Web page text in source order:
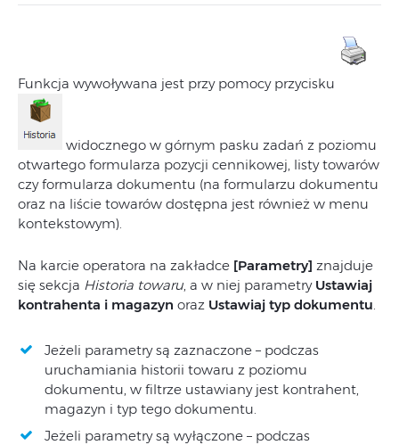
Funkcja wywoływana jest przy pomocy przycisku
widocznego w górnym pasku zadań z poziomu
otwartego formularza pozycji cennikowej, listy towarów
czy formularza dokumentu (na formularzu dokumentu
oraz na liście towarów dostępna jest również w menu
kontekstowym).
Na karcie operatora na zakładce [Parametry] znajduje
się sekcja Historia towaru, a w niej parametry Ustawiaj
kontrahenta i magazyn oraz Ustawiaj typ dokumentu.
Jeżeli parametry są zaznaczone – podczas
uruchamiania historii towaru z poziomu
dokumentu, w filtrze ustawiany jest kontrahent,
magazyn i typ tego dokumentu.
Jeżeli parametry są wyłączone – podczas